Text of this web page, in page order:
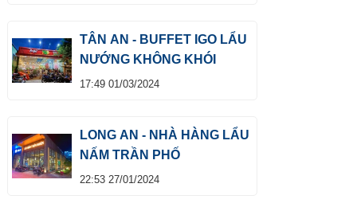
TÂN AN - BUFFET IGO LẨU
NƯỚNG KHÔNG KHÓI
17:49 01/03/2024
LONG AN - NHÀ HÀNG LẨU
NẤM TRẦN PHỐ
22:53 27/01/2024